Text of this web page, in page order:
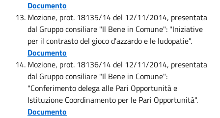
Documento
Mozione, prot. 18135/14 del 12/11/2014, presentata
dal Gruppo consiliare "Il Bene in Comune": "Iniziative
per il contrasto del gioco d'azzardo e le ludopatie".
Documento
Mozione, prot. 18136/14 del 12/11/2014, presentata
dal Gruppo consiliare "Il Bene in Comune":
"Conferimento delega alle Pari Opportunità e
Istituzione Coordinamento per le Pari Opportunità".
Documento